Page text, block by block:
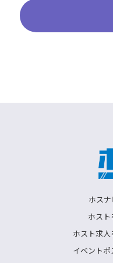
ホスナ
ホスト
ホスト求人
イベントポ